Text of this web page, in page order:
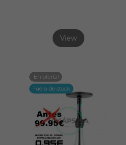
View
¡En oferta!
Fuera de stock